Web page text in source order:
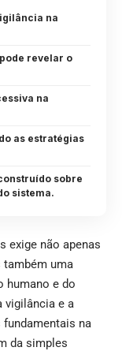
na
revelar o
na
as estratégias
sobre
sistema.
exige não apenas
uma
humano e do
vigilância e a
na
da simples